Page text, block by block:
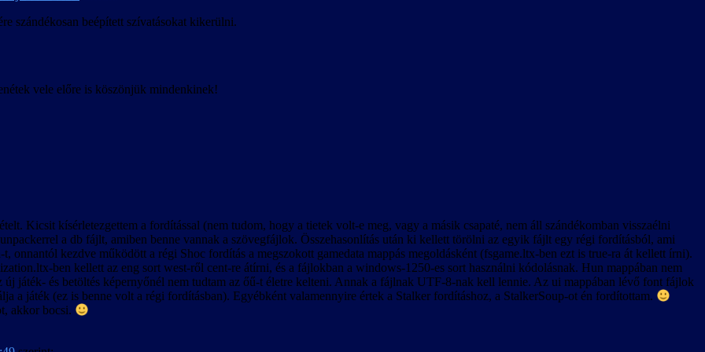
ellenére előfordulhatnak felirat-időzítési hibák bizonyos esetekben, különösen a rendszerindítás utáni első videó lejátszásakor.
és nem megfelelő viselkedését, a felirattal lejátszott videók közben az Esc billentyű le van tiltva, tehát (a játék bevezető videóját kivéve)
készült.
ás változattal is.
befolyásolja, de a betöltött játékban előfordulhatnak anomáliák a nevek körül is. Ennek oka valószínűleg az lehet, hogy az új játék
megszerzett rejtekhely-leírások belekerülnek a kimentett játékállásba. A szövegkészlet csak úgy lesz egységes, ha új játékot indítunk, és
szándékosan beépített szívatásokat kikerülni.
vele előre is köszönjük mindenkinek!
Kicsit kísérletezgettem a fordítással (nem tudom, hogy a tietek volt-e meg, vagy a másik csapaté, nem áll szándékomban visszaélni
a db fájlt, amiben benne vannak a szövegfájlok. Összehasonlítás után ki kellett törölni az egyik fájlt egy régi fordításból, ami
onnantól kezdve működött a régi Shoc fordítás a megszokott gamedata mappás megoldásként (fsgame.ltx-ben ezt is true-ra át kellett írni).
ben kellett az eng sort west-ről cent-re átírni, és a fájlokban a windows-1250-es sort használni kódolásnak. Hun mappában nem
játék- és betöltés képernyőnél nem tudtam az őű-t életre kelteni. Annak a fájlnak UTF-8-nak kell lennie. Az ui mappában lévő font fájlok
a játék (ez is benne volt a régi fordításban). Egyébként valamennyire értek a Stalker fordításhoz, a StalkerSoup-ot én fordítottam.
akkor bocsi.